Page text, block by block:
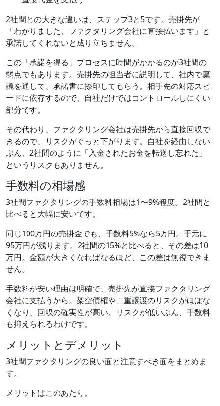
2社間との大きな違いは、ステップ3と5です。売掛先が
「わかりました、ファクタリング会社に直接払います」と
承諾してくれないと成り立ちません。
この「承諾を得る」プロセスに時間がかかるのが3社間の
弱点でもあります。売掛先の担当者に説明して、社内で稟
議を通して、承諾書に捺印してもらう。相手先の対応スピ
ードに依存するので、自社だけではコントロールしにくい
部分です。
その代わり、ファクタリング会社は売掛先から直接回収で
きるので、リスクがぐっと下がります。自社を経由しない
ぶん、2社間のように「入金されたお金を転送し忘れた」
というリスクもありません。
手数料の相場感
3社間ファクタリングの手数料相場は1〜9%程度。2社間と
比べると大幅に安いです。
同じ100万円の売掛金でも、手数料5%なら5万円。手元に
95万円が残ります。2社間の15%と比べると、その差は10
万円。金額が大きくなればなるほど、この差は無視できま
せん。
手数料が安い理由は明確で、売掛先が直接ファクタリング
会社に支払うから。架空債権や二重譲渡のリスクがほぼな
くなり、回収の確実性が高い。リスクが低いぶん、手数料
も抑えられるわけです。
メリットとデメリット
3社間ファクタリングの良い面と注意すべき面をまとめま
す。
メリットはこのあたり。